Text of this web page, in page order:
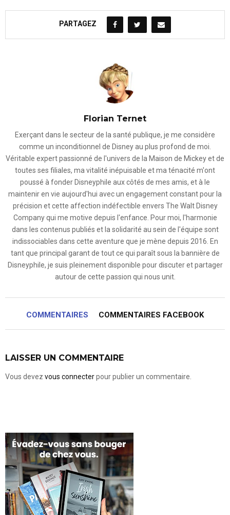
PARTAGEZ
Florian Ternet
Exerçant dans le secteur de la santé publique, je me considère
comme un inconditionnel de Disney au plus profond de moi.
Véritable expert passionné de l'univers de la Maison de Mickey et de
toutes ses filiales, ma vitalité inépuisable et ma ténacité m'ont
poussé à fonder Disneyphile aux côtés de mes amis, et à le
maintenir en vie aujourd'hui avec un engagement constant pour la
précision et cette affection indéfectible envers The Walt Disney
Company qui me motive depuis l'enfance. Pour moi, l'harmonie
dans les contenus publiés et la solidarité au sein de l'équipe sont
indissociables dans cette aventure que je mène depuis 2016. En
tant que principal garant de tout ce qui paraît sous la bannière de
Disneyphile, je suis pleinement disponible pour discuter et partager
autour de cette passion qui nous unit.
COMMENTAIRES COMMENTAIRES FACEBOOK
LAISSER UN COMMENTAIRE
Vous devez vous connecterpour publier un commentaire.